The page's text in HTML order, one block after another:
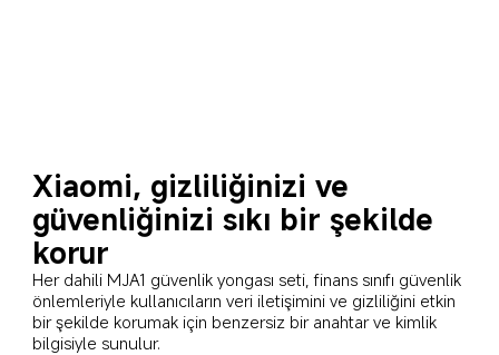
Xiaomi, gizliliğinizi ve
güvenliğinizi sıkı bir şekilde
korur
Her dahili MJA1 güvenlik yongası seti, finans sınıfı güvenlik
önlemleriyle kullanıcıların veri iletişimini ve gizliliğini etkin
bir şekilde korumak için benzersiz bir anahtar ve kimlik
bilgisiyle sunulur.